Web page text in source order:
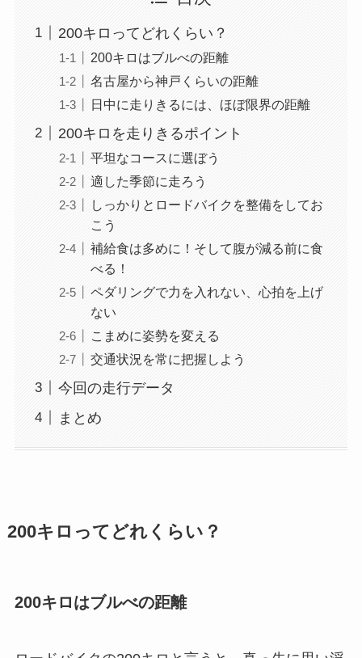
200キロってどれくらい？
200キロはブルべの距離
名古屋から神戸くらいの距離
日中に走りきるには、ほぼ限界の距離
200キロを走りきるポイント
平坦なコースに選ぼう
適した季節に走ろう
しっかりとロードバイクを整備をしてお
こう
補給食は多めに！そして腹が減る前に食
べる！
ペダリングで力を入れない、心拍を上げ
ない
こまめに姿勢を変える
交通状況を常に把握しよう
今回の走行データ
まとめ
200キロってどれくらい？
200キロはブルべの距離